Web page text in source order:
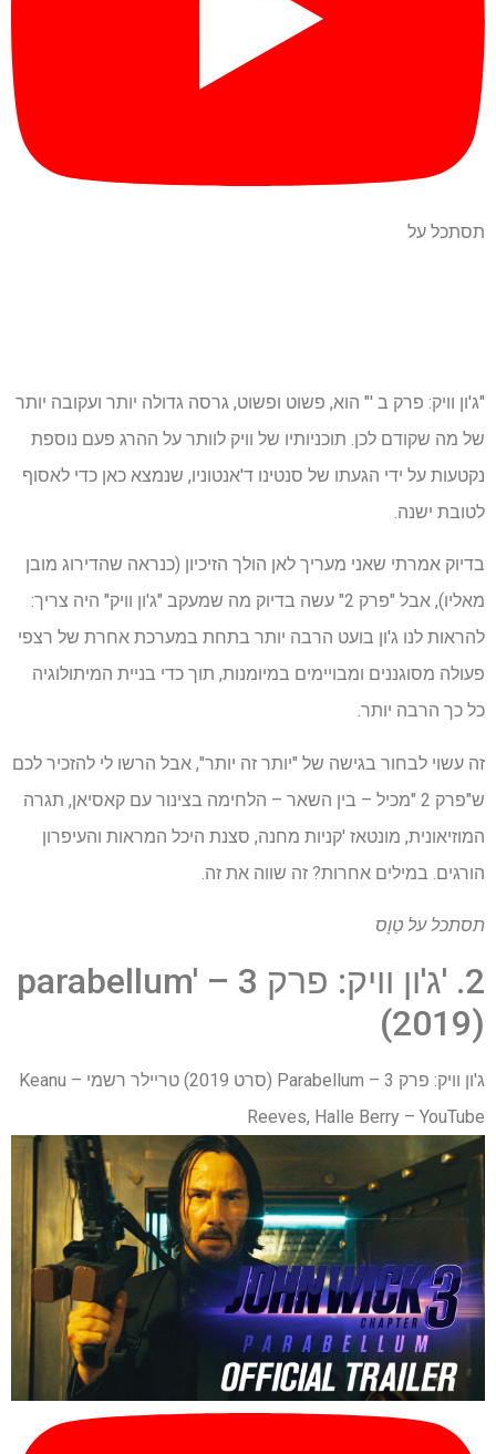
תסתכל על
"ג'ון וויק: פרק ב '" הוא, פשוט ופשוט, גרסה גדולה יותר ועקובה יותר
של מה שקודם לכן. תוכניותיו של וויק לוותר על ההרג פעם נוספת
נקטעות על ידי הגעתו של סנטינו ד'אנטוניו, שנמצא כאן כדי לאסוף
לטובת ישנה.
בדיוק אמרתי שאני מעריך לאן הולך הזיכיון (כנראה שהדירוג מובן
מאליו), אבל "פרק 2" עשה בדיוק מה שמעקב "ג'ון וויק" היה צריך:
להראות לנו ג'ון בועט הרבה יותר בתחת במערכת אחרת של רצפי
פעולה מסוגננים ומבויימים במיומנות, תוך כדי בניית המיתולוגיה
כל כך הרבה יותר.
זה עשוי לבחור בגישה של "יותר זה יותר", אבל הרשו לי להזכיר לכם
ש"פרק 2 "מכיל – בין השאר – הלחימה בצינור עם קאסיאן, תגרה
המוזיאונית, מונטאז 'קניות מחנה, סצנת היכל המראות והעיפרון
הורגים. במילים אחרות? זה שווה את זה.
תסתכל על טַוָס
2. 'ג'ון וויק: פרק 3 – parabellum'
(2019)
ג'ון וויק: פרק 3 – Parabellum (סרט 2019) טריילר רשמי – Keanu
Reeves, Halle Berry – YouTube